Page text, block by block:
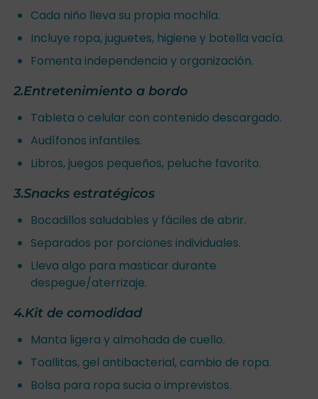
Cada niño lleva su propia mochila.
Incluye ropa, juguetes, higiene y botella vacía.
Fomenta independencia y organización.
2.Entretenimiento a bordo
Tableta o celular con contenido descargado.
Audífonos infantiles.
Libros, juegos pequeños, peluche favorito.
3.Snacks estratégicos
Bocadillos saludables y fáciles de abrir.
Separados por porciones individuales.
Lleva algo para masticar durante
despegue/aterrizaje.
4.Kit de comodidad
Manta ligera y almohada de cuello.
Toallitas, gel antibacterial, cambio de ropa.
Bolsa para ropa sucia o imprevistos.